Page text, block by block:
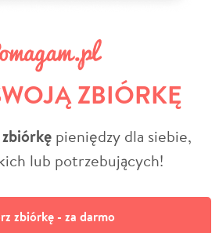
ZBIÓRKĘ
pieniędzy dla siebie,
lub potrzebujących!
zbiórkę - za darmo